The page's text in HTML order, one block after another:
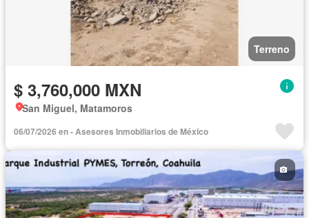
Terreno
$ 3,760,000 MXN
San Miguel, Matamoros
06/07/2026 en - Asesores Inmobiliarios de México